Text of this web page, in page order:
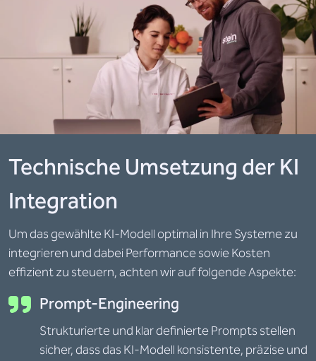
Technische Umsetzung der KI
Integration
Um das gewählte KI-Modell optimal in Ihre Systeme zu
integrieren und dabei Performance sowie Kosten
effizient zu steuern, achten wir auf folgende Aspekte:
Prompt-Engineering
Strukturierte und klar definierte Prompts stellen
sicher, dass das KI-Modell konsistente, präzise und